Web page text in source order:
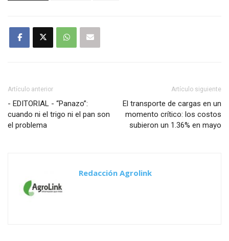
Artículo anterior
- EDITORIAL - “Panazo”:
cuando ni el trigo ni el pan son
el problema
Artículo siguiente
El transporte de cargas en un
momento crítico: los costos
subieron un 1.36% en mayo
Redacción Agrolink